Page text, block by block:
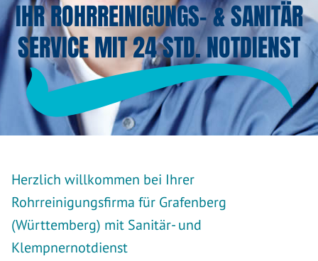
IHR ROHRREINIGUNGS- & SANITÄR
SERVICE MIT 24 STD. NOTDIENST
Herzlich willkommen bei Ihrer
Rohrreinigungsfirma für Grafenberg
(Württemberg) mit Sanitär- und
Klempnernotdienst